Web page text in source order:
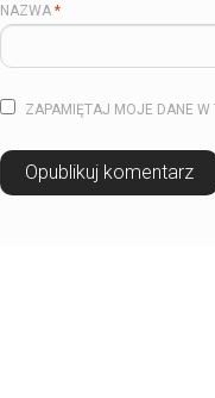
NAZWA *
ZAPAMIĘTAJ MOJE DANE W